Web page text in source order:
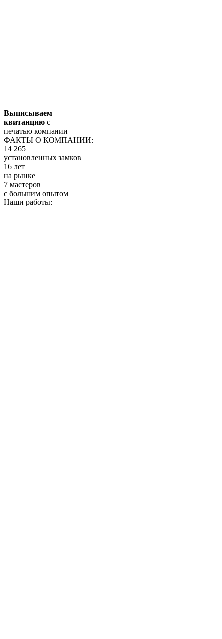
Выписываем
квитанцию с
печатью компании
ФАКТЫ О КОМПАНИИ:
14 265
установленных замков
16 лет
на рынке
7 мастеров
с большим опытом
Наши работы: